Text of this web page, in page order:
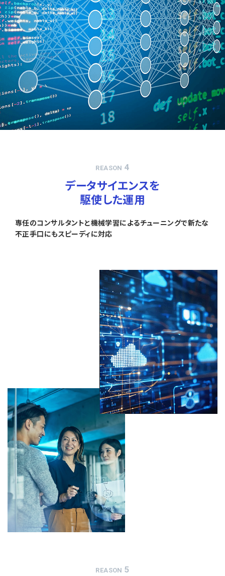
REASON 4
データサイエンスを
駆使した運用
専任のコンサルタントと機械学習によるチューニングで新たな
不正手口にもスピーディに対応
REASON 5